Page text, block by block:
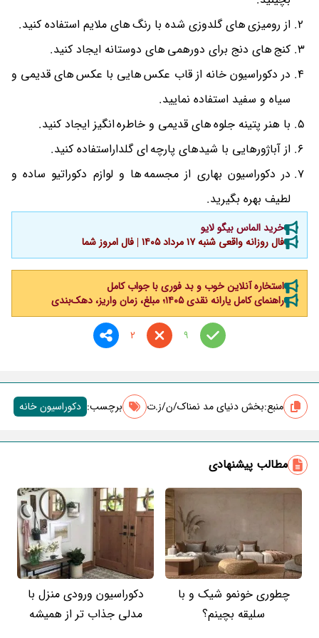
از رومیزی های گلدوزی شده با رنگ های ملایم استفاده کنید.
کنج های دنج برای دورهمی های دوستانه ایجاد کنید.
در دکوراسیون خانه از قاب عکس هایی با عکس های قدیمی و
سیاه و سفید استفاده نمایید.
با هنر پتینه جلوه های قدیمی و خاطره انگیز ایجاد کنید.
از آباژورهایی با شیدهای پارچه ای گلداراستفاده کنید.
در دکوراسیون بهاری از مجسمه ها و لوازم دکوراتیو ساده و
لطیف بهره بگیرید.
خرید الماس بیگو لایو
فال روزانه واقعی شنبه ۱۷ مرداد ۱۴۰۵ | فال امروز شما
استخاره آنلاین خوب و بد فوری با جواب کامل
راهنمای کامل یارانه نقدی ۱۴۰۵؛ مبلغ، زمان واریز، دهک‌بندی
9
2
منبع:بخش دنیای مد نمناک/ن/ز.ت برچسب‌: دکوراسیون خانه
مطالب پیشنهادی
چطوری خونمو شیک و با
سلیقه بچینم؟
دکوراسیون ورودی منزل با
مدلی جذاب تر از همیشه